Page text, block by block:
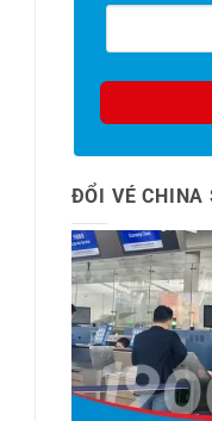
ĐỔI VÉ CHINA